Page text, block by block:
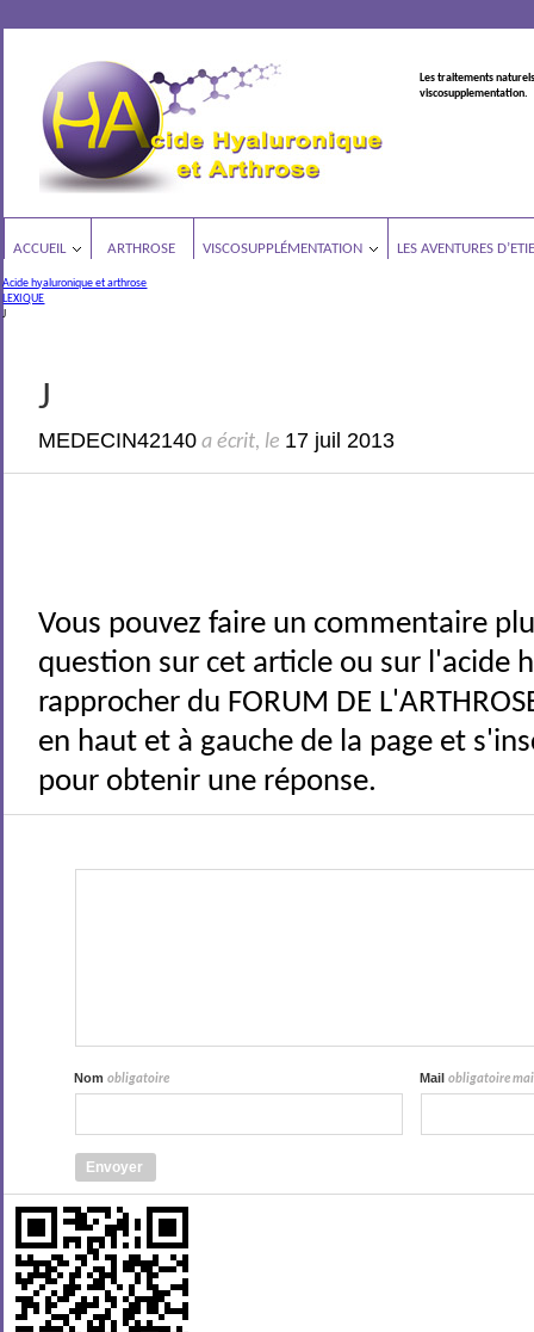
Les traitements
viscosupplementation.
ACCUEIL ARTHROSE VISCOSUPPLÉMENTATION LES AVENTURES
Acide hyaluronique et arthrose
LEXIQUE
J
J
MEDECIN42140 a écrit, le 17 juil 2013
Vous pouvez faire un commentaire
question sur cet article ou sur l'acide
rapprocher du FORUM DE
en haut et à gauche de la page et
pour obtenir une réponse.
Nomobligatoire Mailobligatoire